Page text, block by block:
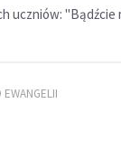
uczniów: "Bądźcie